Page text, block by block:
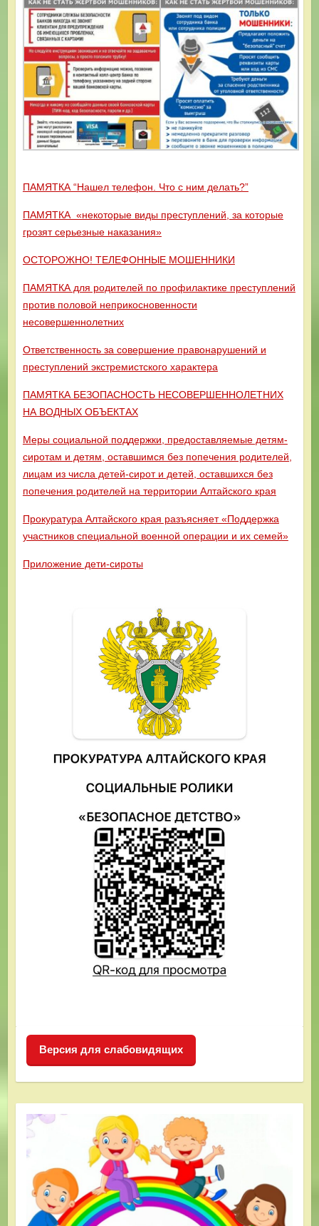
ПАМЯТКА “Нашел телефон. Что с ним делать?”
ПАМЯТКА «некоторые виды преступлений, за которые
грозят серьезные наказания»
ОСТОРОЖНО! ТЕЛЕФОННЫЕ МОШЕННИКИ
ПАМЯТКА для родителей по профилактике преступлений
против половой неприкосновенности
несовершеннолетних
Ответственность за совершение правонарушений и
преступлений экстремистского характера
ПАМЯТКА БЕЗОПАСНОСТЬ НЕСОВЕРШЕННОЛЕТНИХ
НА ВОДНЫХ ОБЪЕКТАХ
Меры социальной поддержки, предоставляемые детям-
сиротам и детям, оставшимся без попечения родителей,
лицам из числа детей-сирот и детей, оставшихся без
попечения родителей на территории Алтайского края
Прокуратура Алтайского края разъясняет «Поддержка
участников специальной военной операции и их семей»
Приложение дети-сироты
Версия для слабовидящих